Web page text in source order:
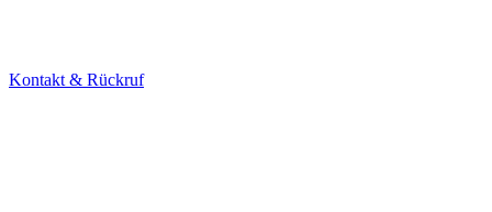
Kontakt & Rückruf